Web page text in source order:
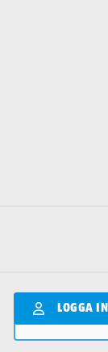
LOGGA
Qantity